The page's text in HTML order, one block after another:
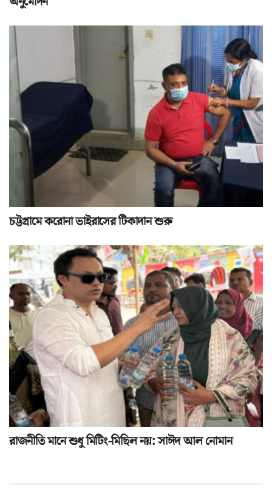
চট্টগ্রামে করোনা ভাইরাসের টিকাদান শুরু
রাজনীতি মানে শুধু মিটিং-মিছিল নয়: সাঈদ আল নোমান